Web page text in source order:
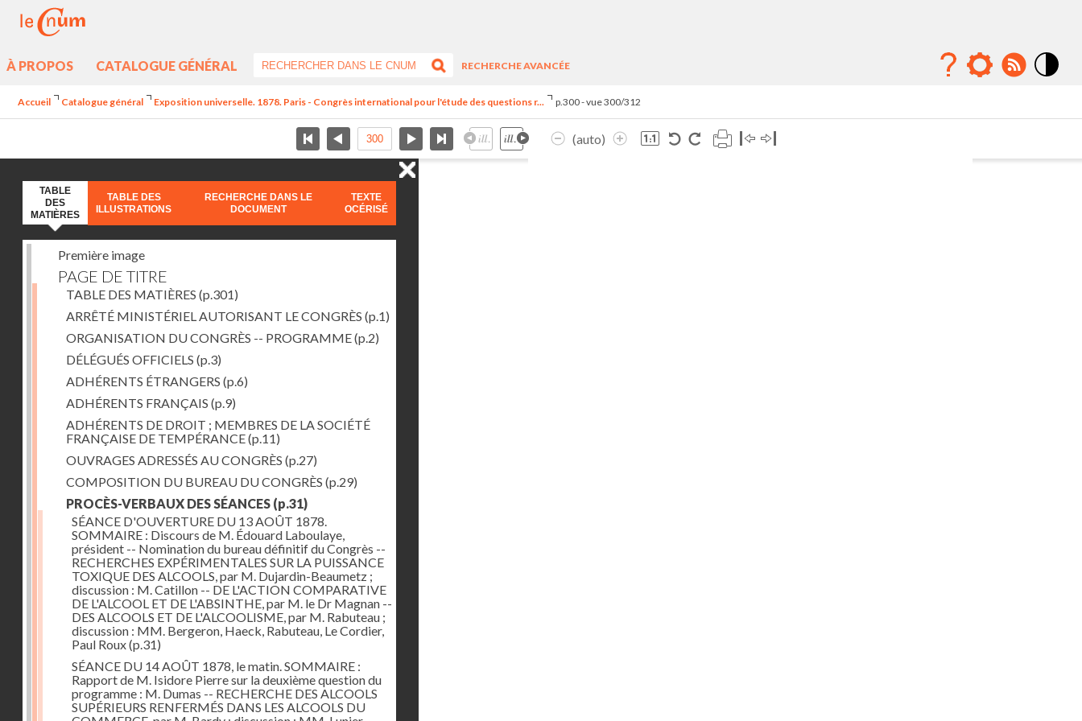
À PROPOS CATALOGUE GÉNÉRAL
RECHERCHE AVANCÉE
Accueil Catalogue général Exposition universelle. 1878. Paris - Congrès international pour l'étude des questions r... p.300 - vue 300/312
(auto)
TABLE
DES
MATIÈRES
TABLE DES
ILLUSTRATIONS
RECHERCHE DANS LE
DOCUMENT
TEXTE
OCÉRISÉ
Première image
PAGE DE TITRE
TABLE DES MATIÈRES (p.301)
ARRÊTÉ MINISTÉRIEL AUTORISANT LE CONGRÈS (p.1)
ORGANISATION DU CONGRÈS -- PROGRAMME(p.2)
DÉLÉGUÉS OFFICIELS (p.3)
ADHÉRENTS ÉTRANGERS (p.6)
ADHÉRENTS FRANÇAIS (p.9)
ADHÉRENTS DE DROIT ; MEMBRES DE LA SOCIÉTÉ
FRANÇAISE DE TEMPÉRANCE(p.11)
OUVRAGES ADRESSÉS AU CONGRÈS (p.27)
COMPOSITION DU BUREAU DU CONGRÈS (p.29)
PROCÈS-VERBAUX DES SÉANCES (p.31)
SÉANCE D'OUVERTURE DU 13 AOÛT 1878.
SOMMAIRE : Discours de M. Édouard Laboulaye,
président -- Nomination du bureau définitif du Congrès --
RECHERCHES EXPÉRIMENTALES SUR LA PUISSANCE
TOXIQUE DES ALCOOLS, par M. Dujardin-Beaumetz ;
discussion : M. Catillon -- DE L'ACTION COMPARATIVE
DE L'ALCOOL ET DE L'ABSINTHE, par M. le Dr Magnan --
DES ALCOOLS ET DE L'ALCOOLISME, par M. Rabuteau ;
discussion : MM. Bergeron, Haeck, Rabuteau, Le Cordier,
Paul Roux(p.31)
SÉANCE DU 14 AOÛT 1878, le matin. SOMMAIRE :
Rapport de M. Isidore Pierre sur la deuxième question du
programme : M. Dumas -- RECHERCHE DES ALCOOLS
SUPÉRIEURS RENFERMÉS DANS LES ALCOOLS DU